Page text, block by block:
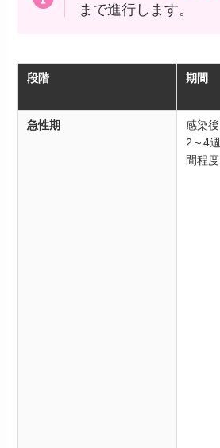
まで進行します。
段階 期間
急性期
感染後
2～4週
間程度